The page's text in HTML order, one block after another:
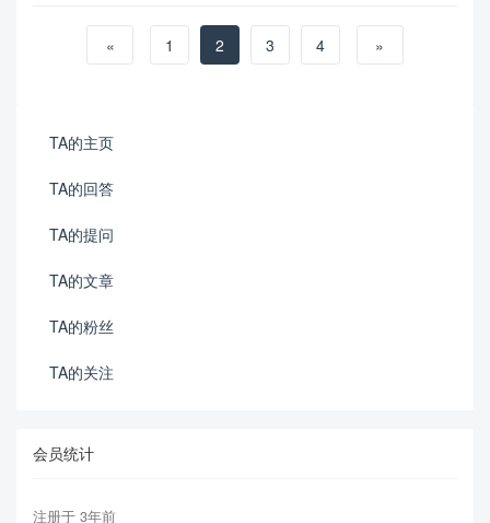
« 1 2 3 4 »
TA的主页
TA的回答
TA的提问
TA的文章
TA的粉丝
TA的关注
会员统计
注册于 3年前